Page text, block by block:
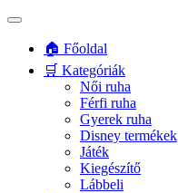
🏠 Főoldal
🛒 Kategóriák
Női ruha
Férfi ruha
Gyerek ruha
Disney termékek
Játék
Kiegészítő
Lábbeli